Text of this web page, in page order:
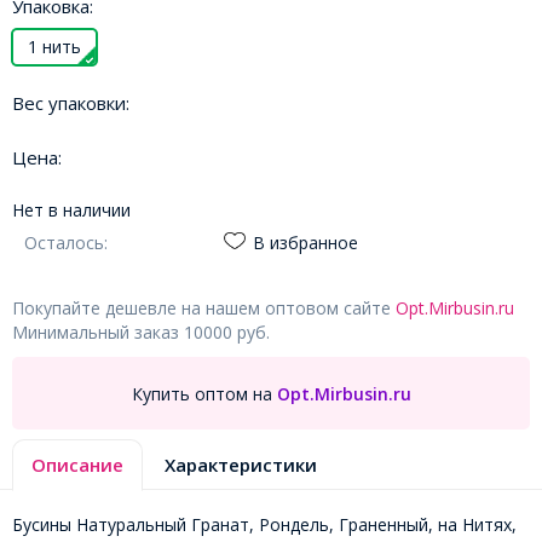
Упаковка:
1 нить
Вес упаковки:
Цена:
Нет в наличии
Осталось:
В избранное
Покупайте дешевле на нашем оптовом сайте Opt.Mirbusin.ru
Минимальный заказ 10000 руб.
Купить оптом на Opt.Mirbusin.ru
Описание Характеристики
Бусины Натуральный Гранат, Рондель, Граненный, на Нитях,